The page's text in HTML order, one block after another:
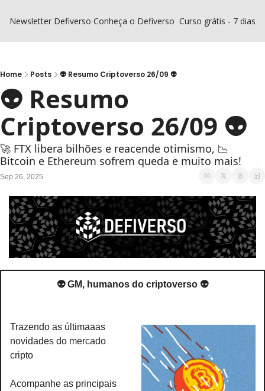
Newsletter Defiverso Conheça o Defiverso Curso grátis - 7 dias
Home Posts 👽 Resumo Criptoverso 26/09 👽
👽 Resumo
Criptoverso 26/09 👽
🚀 FTX libera bilhões e reacende otimismo, 📉
Bitcoin e Ethereum sofrem queda e muito mais!
Sep 26, 2025
👽 GM, humanos do criptoverso 👽
Trazendo as últimaaas
novidades do mercado
cripto
Acompanhe as principais